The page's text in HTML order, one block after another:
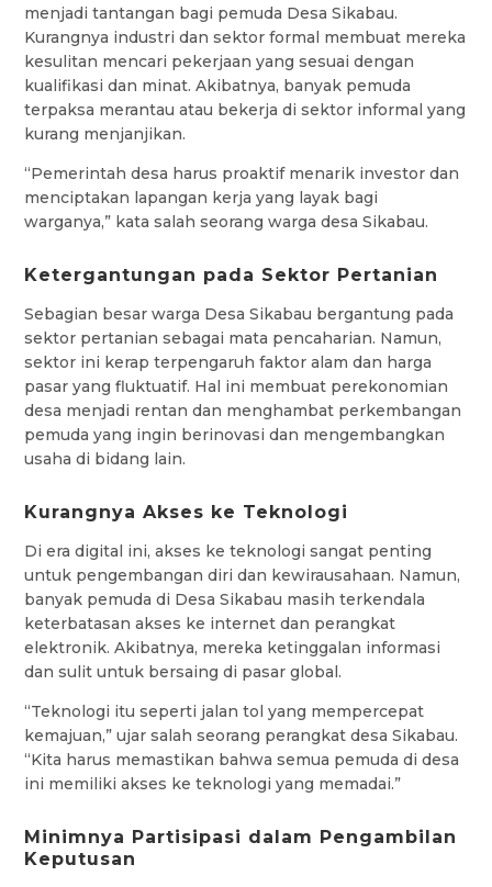
menjadi tantangan bagi pemuda Desa Sikabau.
Kurangnya industri dan sektor formal membuat mereka
kesulitan mencari pekerjaan yang sesuai dengan
kualifikasi dan minat. Akibatnya, banyak pemuda
terpaksa merantau atau bekerja di sektor informal yang
kurang menjanjikan.
“Pemerintah desa harus proaktif menarik investor dan
menciptakan lapangan kerja yang layak bagi
warganya,” kata salah seorang warga desa Sikabau.
Ketergantungan pada Sektor Pertanian
Sebagian besar warga Desa Sikabau bergantung pada
sektor pertanian sebagai mata pencaharian. Namun,
sektor ini kerap terpengaruh faktor alam dan harga
pasar yang fluktuatif. Hal ini membuat perekonomian
desa menjadi rentan dan menghambat perkembangan
pemuda yang ingin berinovasi dan mengembangkan
usaha di bidang lain.
Kurangnya Akses ke Teknologi
Di era digital ini, akses ke teknologi sangat penting
untuk pengembangan diri dan kewirausahaan. Namun,
banyak pemuda di Desa Sikabau masih terkendala
keterbatasan akses ke internet dan perangkat
elektronik. Akibatnya, mereka ketinggalan informasi
dan sulit untuk bersaing di pasar global.
“Teknologi itu seperti jalan tol yang mempercepat
kemajuan,” ujar salah seorang perangkat desa Sikabau.
“Kita harus memastikan bahwa semua pemuda di desa
ini memiliki akses ke teknologi yang memadai.”
Minimnya Partisipasi dalam Pengambilan
Keputusan